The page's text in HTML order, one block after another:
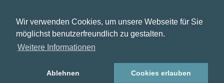
Wir verwenden Cookies, um unsere Webseite für Sie
möglichst benutzerfreundlich zu gestalten.
Weitere Informationen
Ablehnen Cookies erlauben